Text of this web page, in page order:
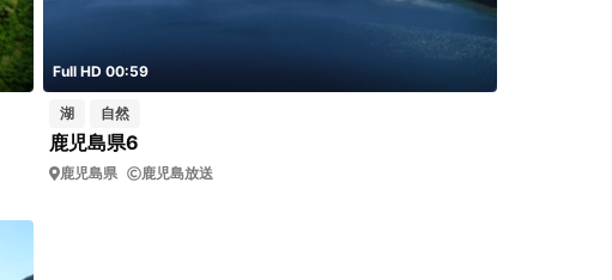
Full HD 00:59
湖 自然
鹿児島県6
鹿児島県 鹿児島放送